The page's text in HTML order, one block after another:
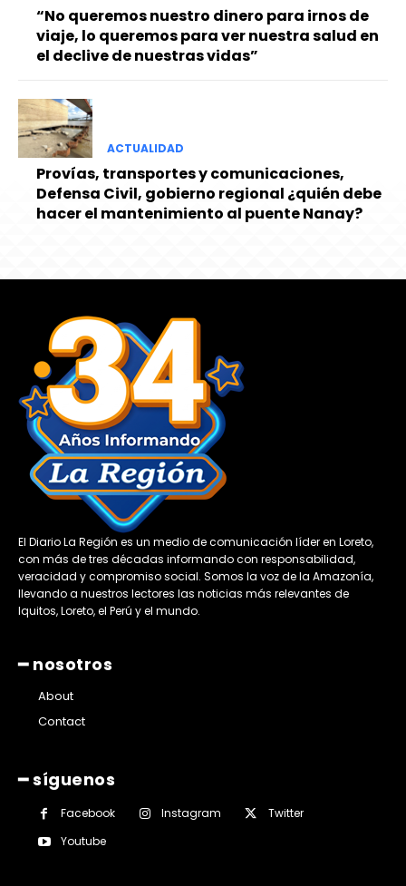
“No queremos nuestro dinero para irnos de
viaje, lo queremos para ver nuestra salud en
el declive de nuestras vidas”
ACTUALIDAD
Provías, transportes y comunicaciones,
Defensa Civil, gobierno regional ¿quién debe
hacer el mantenimiento al puente Nanay?
El Diario La Región es un medio de comunicación líder en Loreto,
con más de tres décadas informando con responsabilidad,
veracidad y compromiso social. Somos la voz de la Amazonía,
llevando a nuestros lectores las noticias más relevantes de
Iquitos, Loreto, el Perú y el mundo.
━ nosotros
About
Contact
━ síguenos
Facebook Instagram
Twitter
Youtube